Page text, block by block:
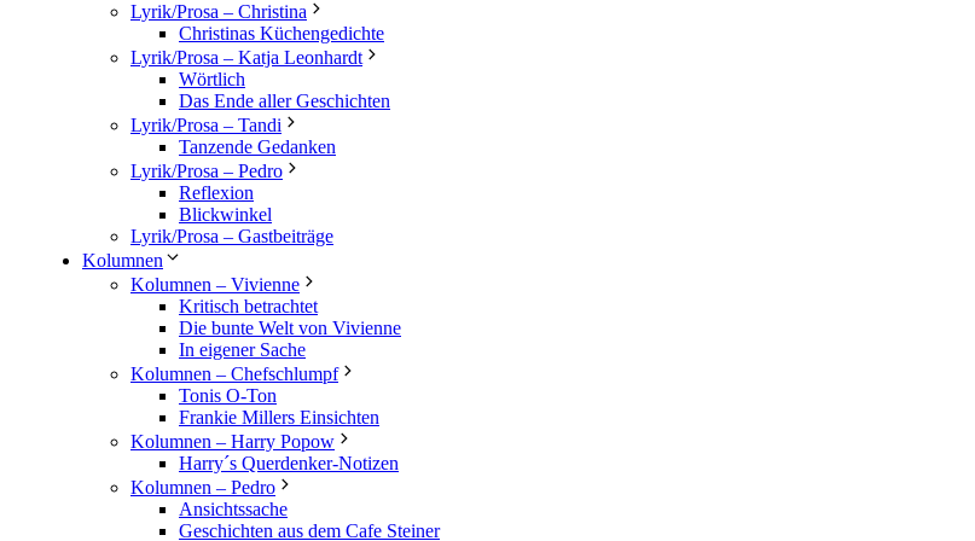
Lyrik/Prosa – Christina
Christinas Küchengedichte
Lyrik/Prosa – Katja Leonhardt
Wörtlich
Das Ende aller Geschichten
Lyrik/Prosa – Tandi
Tanzende Gedanken
Lyrik/Prosa – Pedro
Reflexion
Blickwinkel
Lyrik/Prosa – Gastbeiträge
Kolumnen
Kolumnen – Vivienne
Kritisch betrachtet
Die bunte Welt von Vivienne
In eigener Sache
Kolumnen – Chefschlumpf
Tonis O-Ton
Frankie Millers Einsichten
Kolumnen – Harry Popow
Harry´s Querdenker-Notizen
Kolumnen – Pedro
Ansichtssache
Geschichten aus dem Cafe Steiner